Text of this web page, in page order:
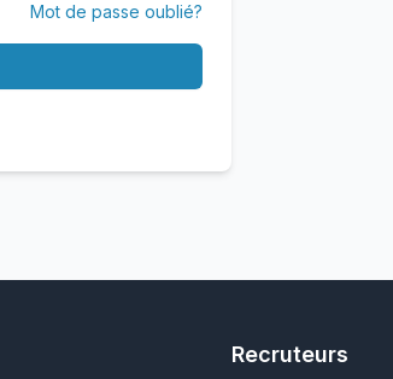
Mot de passe oublié?
Recruteurs